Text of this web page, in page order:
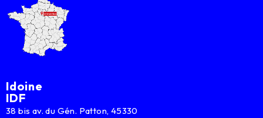
Idoine
IDF
38 bis av. du Gén. Patton, 45330